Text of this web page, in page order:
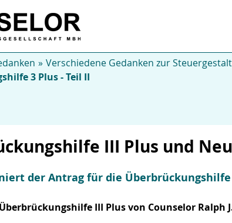
Verschiedene Gedanken zur
3 Plus - Teil II
III Plus und
der Antrag für die
III Plus von Counselor Ralph